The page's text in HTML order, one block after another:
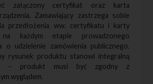
załączony certyfikat oraz karta
Zamawiający zastrzega sobie
przedłożenia ww. certyfikatu i karty
na każdym etapie prowadzonego
o udzielenie zamówienia publicznego.
rysunek produktu stanowi integralną
– produkt musi być zgodny z
wyglądem.